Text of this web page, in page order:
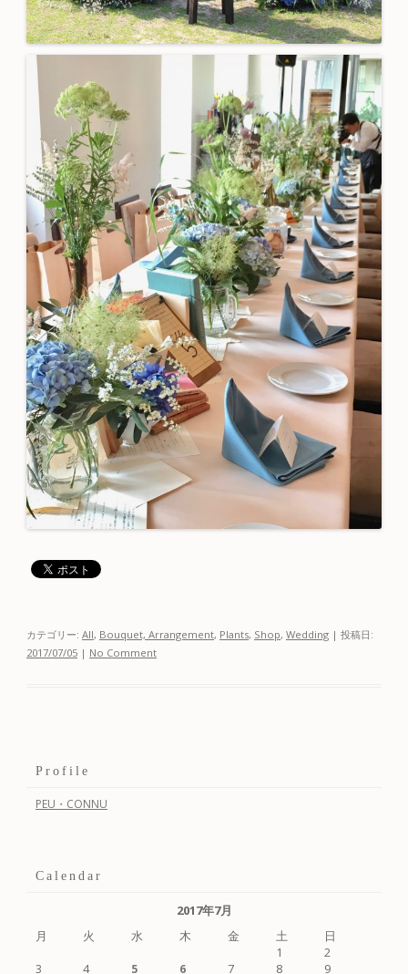
カテゴリー: All, Bouquet, Arrangement, Plants, Shop, Wedding | 投稿日:
2017/07/05 | No Comment
Profile
PEU・CONNU
Calendar
2017年7月
月
火 水 木 金 土
日
1
2
3
4 5 6 7 8 9